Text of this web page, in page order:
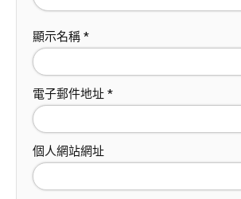
顯示名稱 *
電子郵件地址 *
個人網站網址